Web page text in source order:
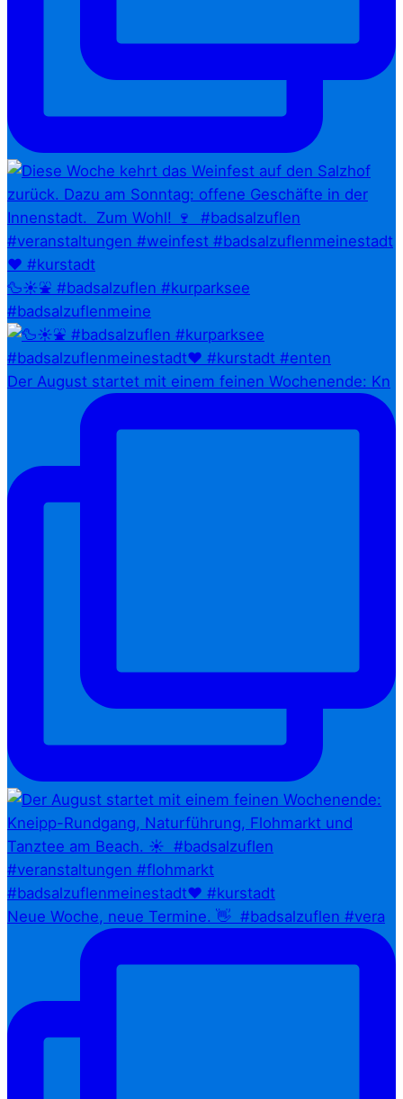
🦆☀️⛲ #badsalzuflen #kurparksee
#badsalzuflenmeine
Der August startet mit einem feinen Wochenende: Kn
Neue Woche, neue Termine. 👋⁠ ⁠ #badsalzuflen #vera